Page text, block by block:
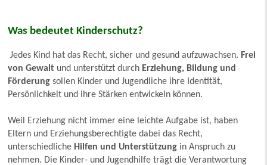
Was bedeutet Kinderschutz?
Jedes Kind hat das Recht, sicher und gesund aufzuwachsen. Frei
von Gewalt und unterstützt durch Erziehung, Bildung und
Förderungsollen Kinder und Jugendliche ihre Identität,
Persönlichkeit und ihre Stärken entwickeln können.
Weil Erziehung nicht immer eine leichte Aufgabe ist, haben
Eltern und Erziehungsberechtigte dabei das Recht,
unterschiedliche Hilfen und Unterstützung in Anspruch zu
nehmen. Die Kinder- und Jugendhilfe trägt die Verantwortung